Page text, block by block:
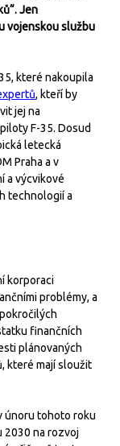
Jen
vojenskou službu
které nakoupila
, kteří by
jej na
F-35. Dosud
letecká
Praha a v
a výcvikové
technologií a
korporaci
problémy, a
finančních
plánovaných
které mají sloužit
únoru tohoto roku
2030 na rozvoj